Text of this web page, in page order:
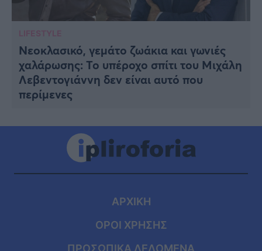
LIFESTYLE
Νεοκλασικό, γεμάτο ζωάκια και γωνιές
χαλάρωσης: Το υπέροχο σπίτι του Μιχάλη
Λεβεντογιάννη δεν είναι αυτό που
περίμενες
ΑΡΧΙΚΗ
ΟΡΟΙ ΧΡΗΣΗΣ
ΠΡΟΣΩΠΙΚΑ ΔΕΔΟΜΕΝΑ